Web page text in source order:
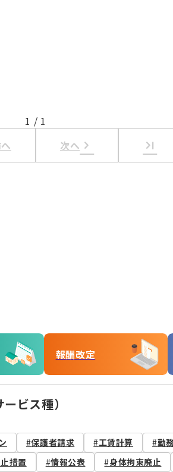
1 / 1
次へ keyboard_arrow_right last_page
報酬改定
ビス種）
保護者請求 工賃計算 勤
措置 情報公表 身体拘束廃止